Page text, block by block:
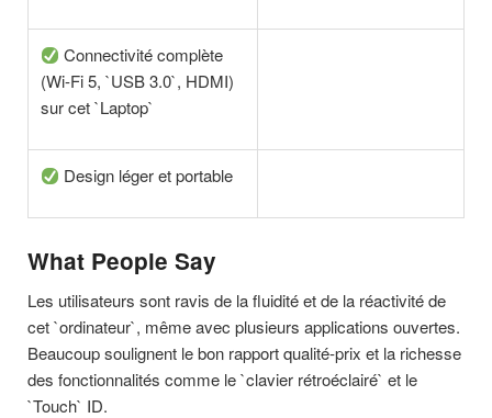
Connectivité complète
(Wi-Fi 5, `USB 3.0`, HDMI)
sur cet `Laptop`
Design léger et portable
What People Say
Les utilisateurs sont ravis de la fluidité et de la réactivité de
cet `ordinateur`, même avec plusieurs applications ouvertes.
Beaucoup soulignent le bon rapport qualité-prix et la richesse
des fonctionnalités comme le `clavier rétroéclairé` et le
`Touch` ID.